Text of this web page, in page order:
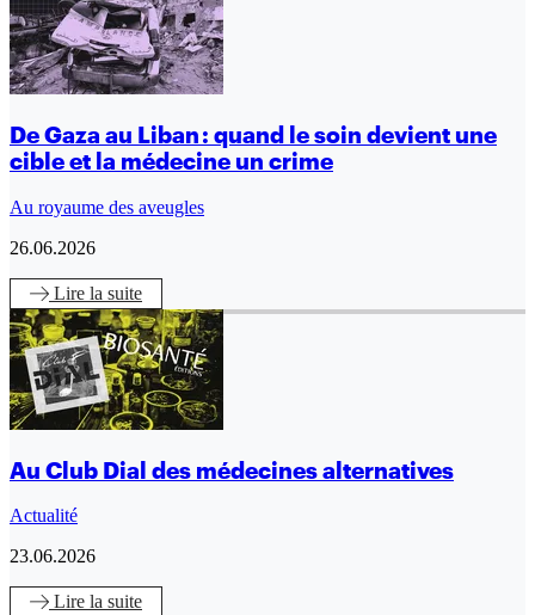
De Gaza au Liban : quand le soin devient une
cible et la médecine un crime
Au royaume des aveugles
26.06.2026
Lire la suite
Au Club Dial des médecines alternatives
Actualité
23.06.2026
Lire la suite